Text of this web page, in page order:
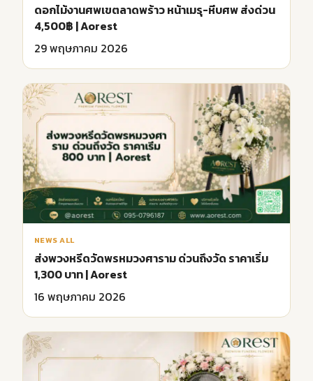
ดอกไม้งานศพเขตลาดพร้าว หน้าเมรุ-หีบศพ ส่งด่วน
4,500฿ | Aorest
29 พฤษภาคม 2026
NEWS ALL
ส่งพวงหรีดวัดพรหมวงศาราม ด่วนถึงวัด ราคาเริ่ม
1,300 บาท | Aorest
16 พฤษภาคม 2026